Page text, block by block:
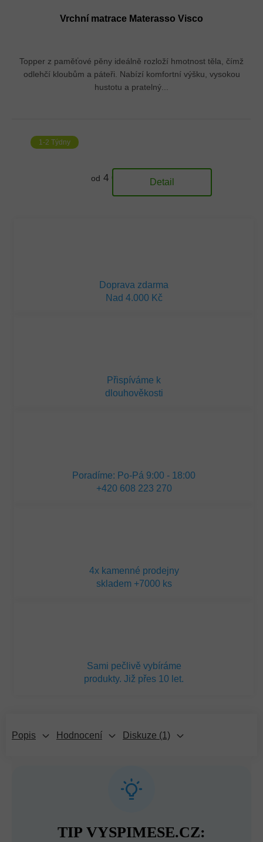
Vrchní matrace Materasso Visco
Topper z paměťové pěny ideálně rozloží hmotnost těla, čímž
odlehčí kloubům a páteři. Nabízí komfortní výšku, vysokou
hustotu a pratelný...
1-2 Týdny
od 4 070 Kč Detail
Doprava zdarma
Nad 4.000 Kč
Přispíváme k
dlouhověkosti
Poradíme: Po-Pá 9:00 - 18:00
+420 608 223 270
4x kamenné prodejny
skladem +7000 ks
Sami pečlivě vybíráme
produkty. Již přes 10 let.
Popis Hodnocení Diskuze (1)
TIP VYSPIMESE.CZ: